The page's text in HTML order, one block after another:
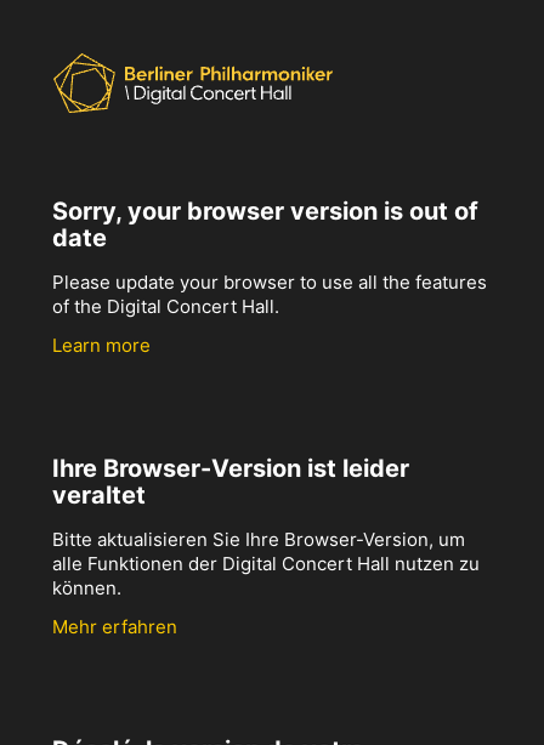
Sorry, your browser version is out of
date
Please update your browser to use all the features
of the Digital Concert Hall.
Learn more
Ihre Browser-Version ist leider
veraltet
Bitte aktualisieren Sie Ihre Browser-Version, um
alle Funktionen der Digital Concert Hall nutzen zu
können.
Mehr erfahren